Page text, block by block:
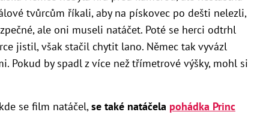
tvůrcům říkali, aby na pískovec po dešti nelezli,
ale oni museli natáčet. Poté se herci odtrhl
jistil, však stačil chytit lano. Němec tak vyvázl
Pokud by spadl z více než třímetrové výšky, mohl si
se film natáčel,se také natáčela pohádka Princ